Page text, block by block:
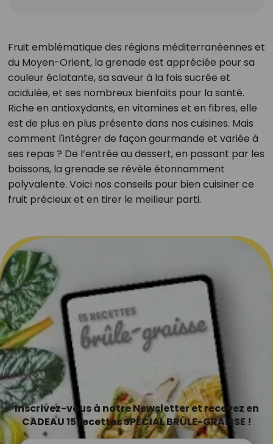
Fruit emblématique des régions méditerranéennes et
du Moyen-Orient, la grenade est appréciée pour sa
couleur éclatante, sa saveur à la fois sucrée et
acidulée, et ses nombreux bienfaits pour la santé.
Riche en antioxydants, en vitamines et en fibres, elle
est de plus en plus présente dans nos cuisines. Mais
comment l'intégrer de façon gourmande et variée à
ses repas ? De l’entrée au dessert, en passant par les
boissons, la grenade se révèle étonnamment
polyvalente. Voici nos conseils pour bien cuisiner ce
fruit précieux et en tirer le meilleur parti.
Inscrivez-vous à notre Newsletter et recevez en
CADEAU 15 recettes SPÉCIAL BRÛLE-GRAISSE !